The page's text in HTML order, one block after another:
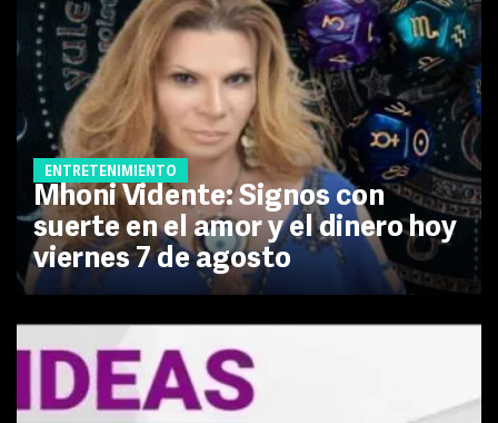
ENTRETENIMIENTO
Mhoni Vidente: Signos con
suerte en el amor y el dinero hoy
viernes 7 de agosto